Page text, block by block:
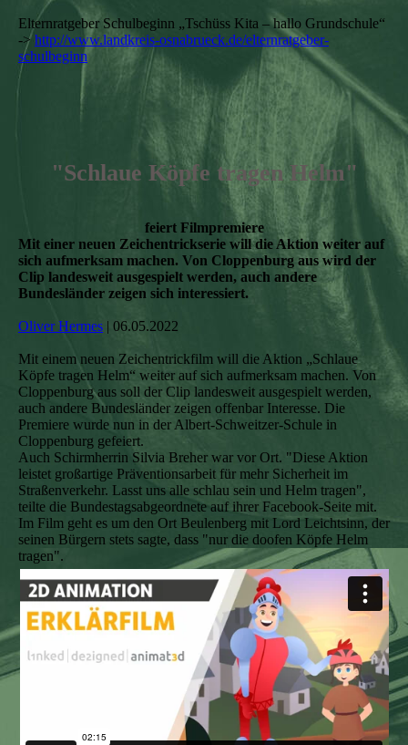
Elternratgeber Schulbeginn „Tschüss Kita – hallo Grundschule“
->http://www.landkreis-osnabrueck.de/elternratgeber-
schulbeginn
"Schlaue Köpfe tragen Helm"
feiert Filmpremiere
Mit einer neuen Zeichentrickserie will die Aktion weiter auf
sich aufmerksam machen. Von Cloppenburg aus wird der
Clip landesweit ausgespielt werden, auch andere
Bundesländer zeigen sich interessiert.
Oliver Hermes | 06.05.2022
Mit einem neuen Zeichentrickfilm will die Aktion „Schlaue
Köpfe tragen Helm“ weiter auf sich aufmerksam machen. Von
Cloppenburg aus soll der Clip landesweit ausgespielt werden,
auch andere Bundesländer zeigen offenbar Interesse. Die
Premiere wurde nun in der Albert-Schweitzer-Schule in
Cloppenburg gefeiert.
Auch Schirmherrin Silvia Breher war vor Ort. "Diese Aktion
leistet großartige Präventionsarbeit für mehr Sicherheit im
Straßenverkehr. Lasst uns alle schlau sein und Helm tragen",
teilte die Bundestagsabgeordnete auf ihrer Facebook-Seite mit.
Im Film geht es um den Ort Beulenberg mit Lord Leichtsinn, der
seinen Bürgern stets sagte, dass "nur die doofen Köpfe Helm
tragen".